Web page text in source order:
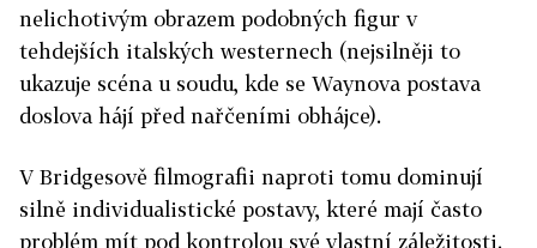
nelichotivým obrazem podobných figur v
tehdejších italských westernech (nejsilněji to
ukazuje scéna u soudu, kde se Waynova postava
doslova hájí před nařčeními obhájce).
V Bridgesově filmografii naproti tomu dominují
silně individualistické postavy, které mají často
problém mít pod kontrolou své vlastní záležitosti.